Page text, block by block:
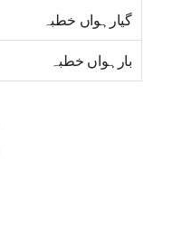
گیارہواں خطبہ
بارہواں خطبہ